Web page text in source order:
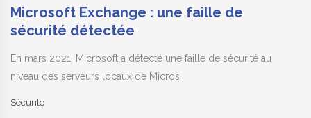
Microsoft Exchange : une faille de
sécurité détectée
En mars 2021, Microsoft a détecté une faille de sécurité au
niveau des serveurs locaux de Micros
Sécurité